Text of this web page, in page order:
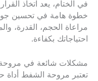
في الختام، يعد اتخاذ
خطوة هامة في تحسين
مراعاة الحجم، القدرة،
احتياجاتك بكفاءة.
مشكلات شائعة في مروحة
تعتبر مروحة الشفط